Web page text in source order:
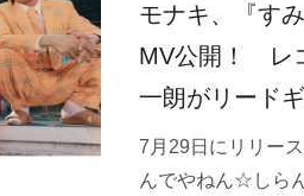
モナキ、『す
MV公開！ レ
一朗がリード
7月29日にリリー
んでやねん☆しら